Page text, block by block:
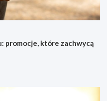
promocje, które zachwycą